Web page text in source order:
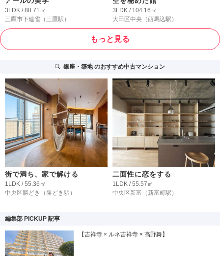
3LDK / 88.71㎡
三鷹市下連雀 （三鷹駅）
3LDK / 104.16㎡
大田区中央 （西馬込駅）
もっと見る
銀座・築地のおすすめ中古マンション
街で満ち、家で解ける
1LDK / 55.36㎡
中央区勝どき
（勝どき駅）
二面性に恋をする
1LDK / 55.57㎡
中央区新富 （新富町駅）
編集部 PICKUP 記事
【吉祥寺 × ルネ吉祥寺 × 高野舞】